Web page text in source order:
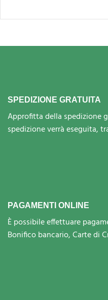
SPEDIZIONE GRATUITA
Approfitta della spedizione
spedizione verrà eseguita,
PAGAMENTI ONLINE
È possibile effettuare
Bonifico bancario, Carte di